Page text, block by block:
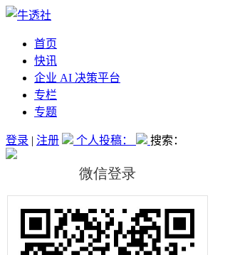
首页
快讯
企业 AI 决策平台
专栏
专题
登录 | 注册 个人投稿： 搜索：